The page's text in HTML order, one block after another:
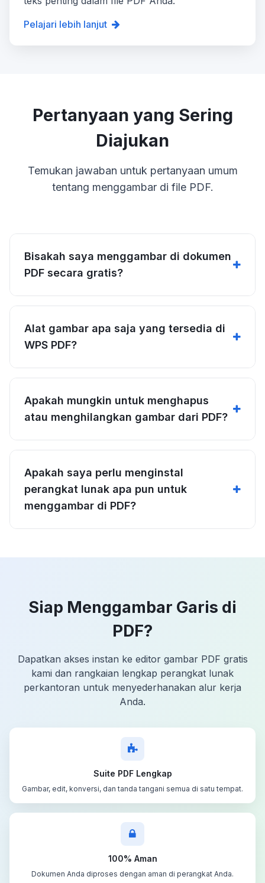
Pelajari lebih lanjut
Pertanyaan yang Sering
Diajukan
Temukan jawaban untuk pertanyaan umum
tentang menggambar di file PDF.
Bisakah saya menggambar di dokumen
PDF secara gratis?
Alat gambar apa saja yang tersedia di
WPS PDF?
Apakah mungkin untuk menghapus
atau menghilangkan gambar dari PDF?
Apakah saya perlu menginstal
perangkat lunak apa pun untuk
menggambar di PDF?
Siap Menggambar Garis di
PDF?
Dapatkan akses instan ke editor gambar PDF gratis
kami dan rangkaian lengkap perangkat lunak
perkantoran untuk menyederhanakan alur kerja
Anda.
Suite PDF Lengkap
Gambar, edit, konversi, dan tanda tangani semua di satu tempat.
100% Aman
Dokumen Anda diproses dengan aman di perangkat Anda.